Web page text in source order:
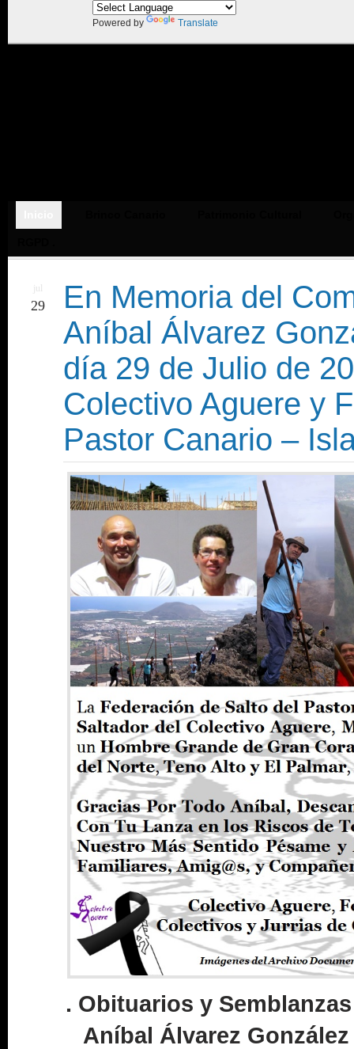
Powered by Translate
jul
29
En Memoria del
Aníbal Álvarez
día 29 de Julio de
Colectivo Aguere y
Pastor Canario –
. Obituarios y
Aníbal Álvarez